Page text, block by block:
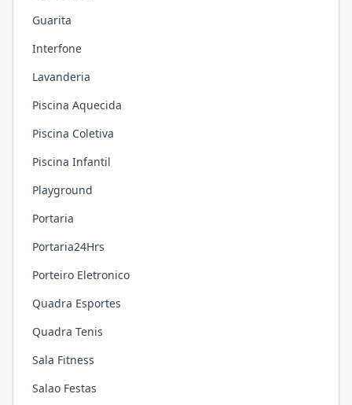
Guarita
Interfone
Lavanderia
Piscina Aquecida
Piscina Coletiva
Piscina Infantil
Playground
Portaria
Portaria24Hrs
Porteiro Eletronico
Quadra Esportes
Quadra Tenis
Sala Fitness
Salao Festas